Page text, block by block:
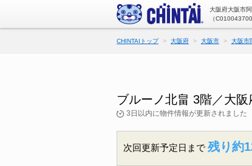
大阪府大阪市
（
CHINTAIトップ 大阪府 大阪市 大阪市
ブルーノ北畠 3階／大
3日以内に物件情報が更新されました
次回更新予定日まで 残り約